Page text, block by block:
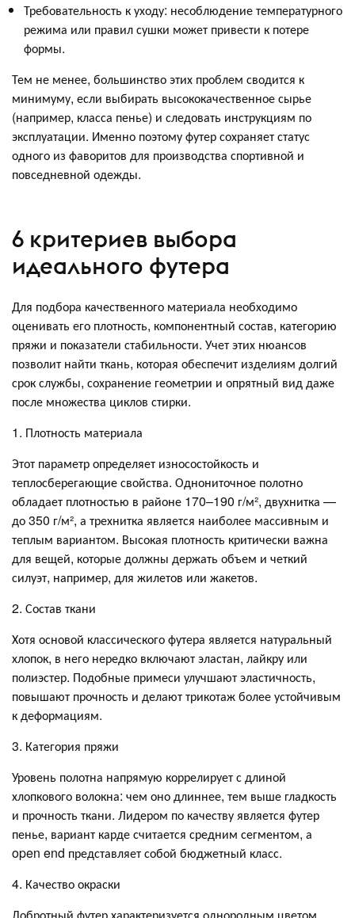
Требовательность к уходу: несоблюдение температурного
режима или правил сушки может привести к потере
формы.
Тем не менее, большинство этих проблем сводится к
минимуму, если выбирать высококачественное сырье
(например, класса пенье) и следовать инструкциям по
эксплуатации. Именно поэтому футер сохраняет статус
одного из фаворитов для производства спортивной и
повседневной одежды.
6 критериев выбора
идеального футера
Для подбора качественного материала необходимо
оценивать его плотность, компонентный состав, категорию
пряжи и показатели стабильности. Учет этих нюансов
позволит найти ткань, которая обеспечит изделиям долгий
срок службы, сохранение геометрии и опрятный вид даже
после множества циклов стирки.
1. Плотность материала
Этот параметр определяет износостойкость и
теплосберегающие свойства. Однониточное полотно
обладает плотностью в районе 170–190 г/м², двухнитка —
до 350 г/м², а трехнитка является наиболее массивным и
теплым вариантом. Высокая плотность критически важна
для вещей, которые должны держать объем и четкий
силуэт, например, для жилетов или жакетов.
2. Состав ткани
Хотя основой классического футера является натуральный
хлопок, в него нередко включают эластан, лайкру или
полиэстер. Подобные примеси улучшают эластичность,
повышают прочность и делают трикотаж более устойчивым
к деформациям.
3. Категория пряжи
Уровень полотна напрямую коррелирует с длиной
хлопкового волокна: чем оно длиннее, тем выше гладкость
и прочность ткани. Лидером по качеству является футер
пенье, вариант карде считается средним сегментом, а
open end представляет собой бюджетный класс.
4. Качество окраски